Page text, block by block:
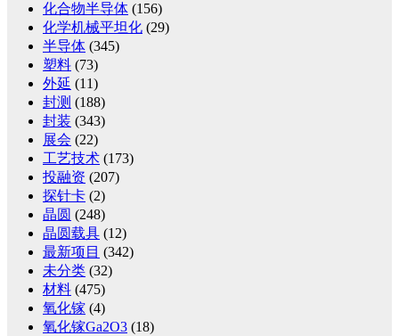
化合物半导体 (156)
化学机械平坦化 (29)
半导体 (345)
塑料 (73)
外延 (11)
封测 (188)
封装 (343)
展会 (22)
工艺技术 (173)
投融资 (207)
探针卡 (2)
晶圆 (248)
晶圆载具 (12)
最新项目 (342)
未分类 (32)
材料 (475)
氧化镓 (4)
氧化镓Ga2O3 (18)